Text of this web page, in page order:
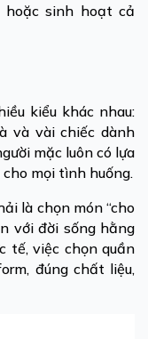
hoặc sinh hoạt cả
kiểu khác nhau:
và vài chiếc dành
mặc luôn có lựa
mọi tình huống.
là chọn món “cho
với đời sống hằng
tế, việc chọn quần
đúng chất liệu,